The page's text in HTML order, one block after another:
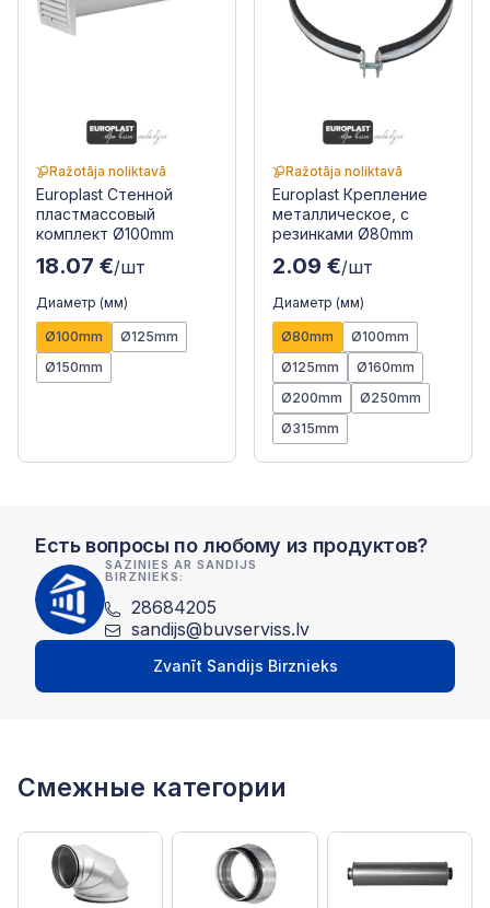
Ražotāja noliktavā
Europlast Стенной
пластмассовый
комплект Ø100mm
18.07 €/шт
Диаметр (мм)
Ø100mm
Ø125mm
Ø150mm
Ražotāja noliktavā
Europlast Крепление
металлическое, с
резинками Ø80mm
2.09 €/шт
Диаметр (мм)
Ø80mm
Ø100mm
Ø125mm
Ø160mm
Ø200mm
Ø250mm
Ø315mm
Есть вопросы по любому из продуктов?
SAZINIES AR SANDIJS
BIRZNIEKS:
28684205
sandijs@buvserviss.lv
Zvanīt Sandijs Birznieks
Смежные категории